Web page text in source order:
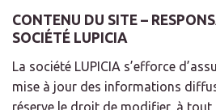
CONTENU DU SITE –
SOCIÉTÉ LUPICIA
La société LUPICIA s’efforce
mise à jour des informations
réserve le droit de modifier, à tout